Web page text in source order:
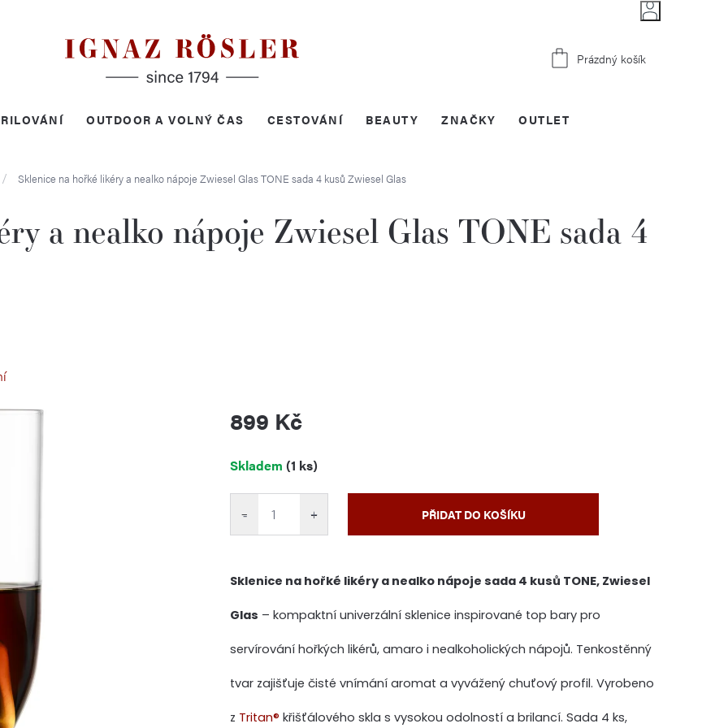
Nákupní
Prázdný košík
OUTDOOR A VOLNÝ ČAS CESTOVÁNÍ BEAUTY OUTLET
ZNAČKY
Sklenice na hořké likéry a nealko nápoje Zwiesel Glas TONE sada 4 kusů Zwiesel Glas
a nealko nápoje Zwiesel Glas TONE sada 4
899 Kč
cena:
Skladem (1 ks)
+
− PŘIDAT DO KOŠÍKU
Sklenice na hořké likéry a nealko nápoje sada 4 kusů TONE, Zwiesel
Glas – kompaktní univerzální sklenice inspirované top bary pro
servírování hořkých likérů, amaro i nealkoholických nápojů. Tenkostěnný
tvar zajišťuje čisté vnímání aromat a vyvážený chuťový profil. Vyrobeno
z Tritan® křišťálového skla s vysokou odolností a brilancí. Sada 4 ks,